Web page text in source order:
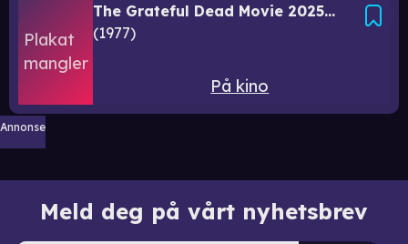
The Grateful Dead Movie 2025 Meet-Up
1977
På kino
Annonse
Meld deg på vårt nyhetsbrev